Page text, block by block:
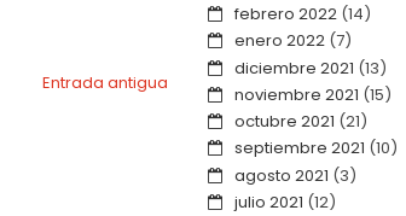
Entrada antigua
febrero 2022(14)
enero 2022(7)
diciembre 2021 (13)
noviembre 2021 (15)
octubre 2021 (21)
septiembre 2021 (10)
agosto 2021 (3)
julio 2021 (12)